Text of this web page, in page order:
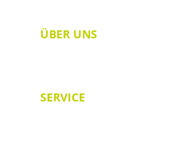
ÜBER UNS
SERVICE